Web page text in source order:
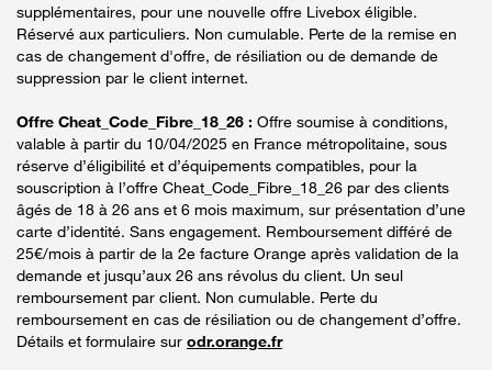
supplémentaires, pour une nouvelle offre Livebox éligible.
Réservé aux particuliers. Non cumulable. Perte de la remise en
cas de changement d'offre, de résiliation ou de demande de
suppression par le client internet.
Offre Cheat_Code_Fibre_18_26 : Offre soumise à conditions,
valable à partir du 10/04/2025 en France métropolitaine, sous
réserve d’éligibilité et d’équipements compatibles, pour la
souscription à l’offre Cheat_Code_Fibre_18_26 par des clients
âgés de 18 à 26 ans et 6 mois maximum, sur présentation d’une
carte d’identité. Sans engagement. Remboursement différé de
25€/mois à partir de la 2e facture Orange après validation de la
demande et jusqu’aux 26 ans révolus du client. Un seul
remboursement par client. Non cumulable. Perte du
remboursement en cas de résiliation ou de changement d’offre.
Détails et formulaire sur odr.orange.fr